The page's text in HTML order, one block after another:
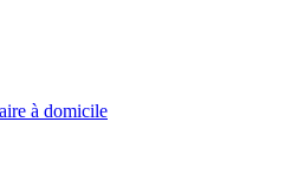
à domicile